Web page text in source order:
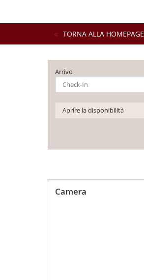
TORNA ALLA HOMEPAGE
Arrivo
Aprire la disponibilità
Camera